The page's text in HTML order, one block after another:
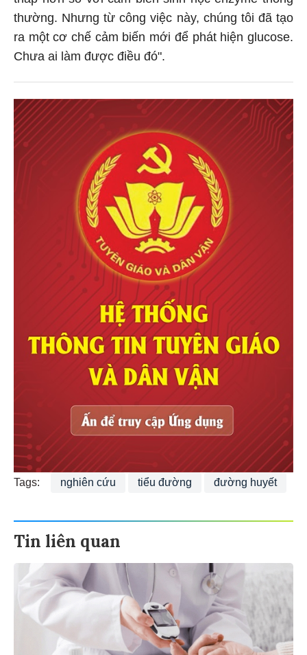
thường. Nhưng từ công việc này, chúng tôi đã tạo
ra một cơ chế cảm biến mới để phát hiện glucose.
Chưa ai làm được điều đó".
Tags: nghiên cứu tiểu đường đường huyết
Tin liên quan